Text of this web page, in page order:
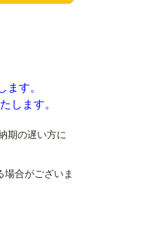
す。
します。
期の遅い方に
合がございま